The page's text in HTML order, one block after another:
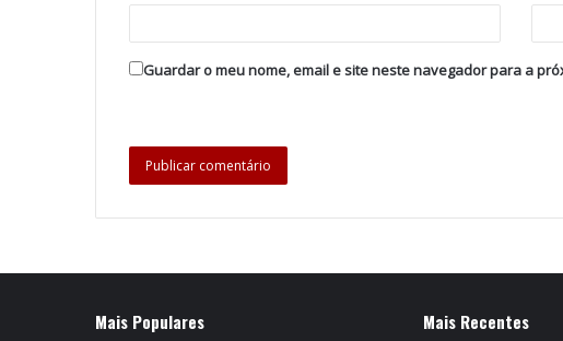
Guardar o meu nome, email e site neste navegador para a
Mais Populares Mais Recentes